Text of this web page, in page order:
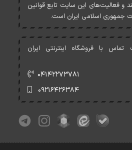
و فعاليت‌های اين سايت تابع قوانين
جمهوری اسلامی ايران است.
تماس با فروشگاه اینترنتی ایران
۰۴۱۴۲۲۷۳۷۸۱
۰۹۲۱۶۴۲۶۳۸۴